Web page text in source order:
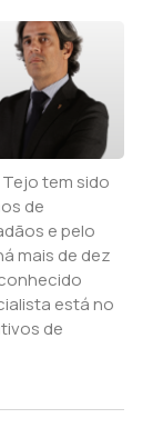
tem sido
de
e pelo
mais de dez
está no
de